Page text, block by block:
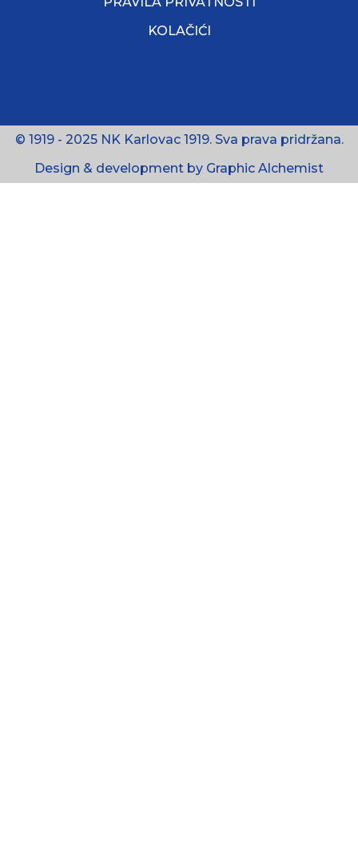
KOLAČIĆI
© 1919 - 2025 NK Karlovac 1919. Sva prava pridržana.
Design & development by Graphic Alchemist